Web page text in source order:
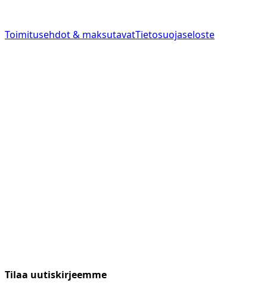
Toimitusehdot & maksutavatTietosuojaseloste
Tilaa uutiskirjeemme